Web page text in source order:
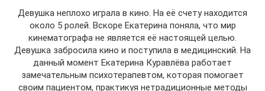
Девушка неплохо играла в кино. На её счету находится
около 5 ролей. Вскоре Екатерина поняла, что мир
кинематографа не является её настоящей целью.
Девушка забросила кино и поступила в медицинский. На
данный момент Екатерина Куравлёва работает
замечательным психотерапевтом, которая помогает
своим пациентом, практикуя нетрадиционные методы